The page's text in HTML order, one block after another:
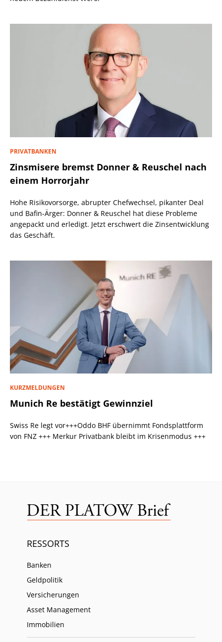
PRIVATBANKEN
Zinsmisere bremst Donner & Reuschel nach
einem Horrorjahr
Hohe Risikovorsorge, abrupter Chefwechsel, pikanter Deal
und Bafin-Ärger: Donner & Reuschel hat diese Probleme
angepackt und erledigt. Jetzt erschwert die Zinsentwicklung
das Geschäft.
KURZMELDUNGEN
Munich Re bestätigt Gewinnziel
Swiss Re legt vor+++Oddo BHF übernimmt Fondsplattform
von FNZ +++ Merkur Privatbank bleibt im Krisenmodus +++
RESSORTS
Banken
Geldpolitik
Versicherungen
Asset Management
Immobilien